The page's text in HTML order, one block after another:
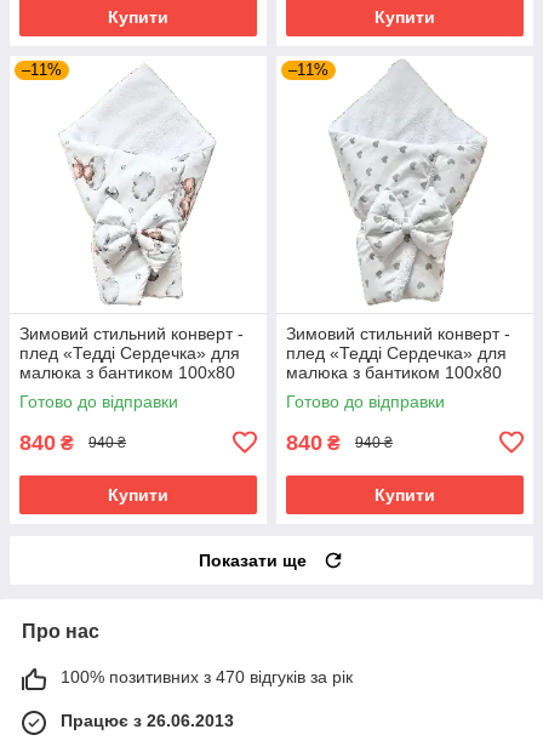
Купити Купити
–11%
Зимовий стильний конверт -
плед «Тедді Сердечка» для
малюка з бантиком 100х80
см BST білий з ведмедиками
Готово до відправки
840 ₴ 940 ₴
Купити
–11%
Зимовий стильний конверт -
плед «Тедді Сердечка» для
малюка з бантиком 100х80
см BST сірі сердця
Готово до відправки
840 ₴ 940 ₴
Купити
Показати ще
Про нас
100% позитивних з 470 відгуків за рік
Працює з 26.06.2013